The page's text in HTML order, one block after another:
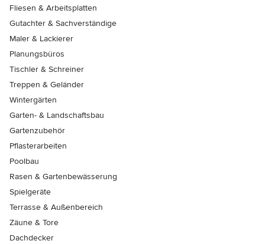
Fliesen & Arbeitsplatten
Gutachter & Sachverständige
Maler & Lackierer
Planungsbüros
Tischler & Schreiner
Treppen & Geländer
Wintergärten
Garten- & Landschaftsbau
Gartenzubehör
Pflasterarbeiten
Poolbau
Rasen & Gartenbewässerung
Spielgeräte
Terrasse & Außenbereich
Zäune & Tore
Dachdecker